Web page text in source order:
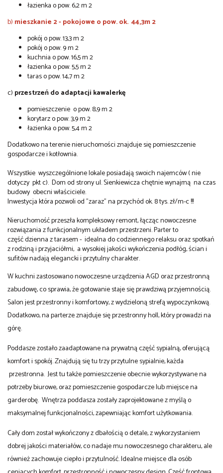
łazienka o pow. 6,2 m 2
b) mieszkanie 2 - pokojowe o pow. ok. 44,3m 2
pokój o pow. 13,3 m 2
pokój o pow. 9 m 2
kuchnia o pow. 16,5 m 2
łazienka o pow. 5,5 m 2
taras o pow. 14,7 m 2
c) przestrzeń do adaptacji kawalerkę
pomieszczenie o pow. 8,9 m 2
korytarz o pow. 3,9 m 2
łazienka o pow. 5,4 m 2
Dodatkowo na terenie nieruchomości znajduje się pomieszczenie
gospodarcze i kotłownia.
Wszystkie wyszczególnione lokale posiadają swoich najemców ( nie
dotyczy pkt c). Dom od strony ul. Sienkiewicza chętnie wynajmą na czas
budowy obecni właściciele.
Inwestycja która pozwoli od "zaraz" na przychód ok. 8 tys. zł/m-c !!!
Nieruchomość przeszła kompleksowy remont, łącząc nowoczesne
rozwiązania z funkcjonalnym układem przestrzeni. Parter to
część dzienna z tarasem - idealna do codziennego relaksu oraz spotkań
z rodziną i przyjaciółmi, a wysokiej jakości wykończenia podłóg, ścian i
sufitów nadają elegancki i przytulny charakter.
W kuchni zastosowano nowoczesne urządzenia AGD oraz przestronną
zabudowę, co sprawia, że gotowanie staje się prawdziwą przyjemnością.
Salon jest przestronny i komfortowy, z wydzieloną strefą wypoczynkową.
Dodatkowo, na parterze znajduje się przestronny holl, który prowadzi na
górę.
Poddasze zostało zaadaptowane na prywatną część sypialną, oferującą
komfort i spokój. Znajdują się tu trzy przytulne sypialnie, każda
przestronna. Jest tu także pomieszczenie obecnie wykorzystywane na
potrzeby biurowe, oraz pomieszczenie gospodarcze lub miejsce na
garderobę. Wnętrza poddasza zostały zaprojektowane z myślą o
maksymalnej funkcjonalności, zapewniając komfort użytkowania.
Cały dom został wykończony z dbałością o detale, z wykorzystaniem
dobrej jakości materiałów, co nadaje mu nowoczesnego charakteru, ale
również zachowuje ciepło i przytulność. Idealne miejsce dla osób